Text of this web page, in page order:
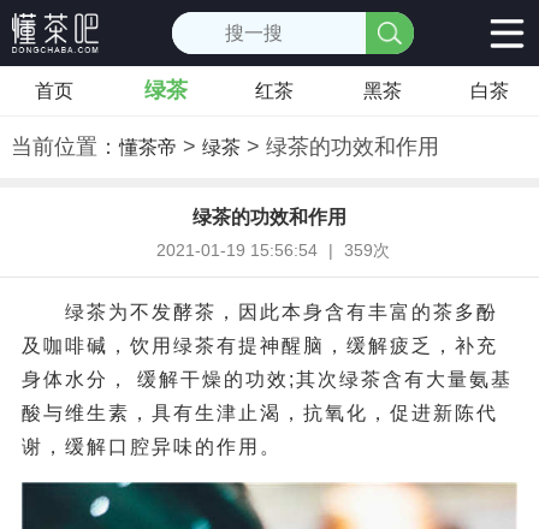
首页 绿茶 红茶 黑茶 白茶
当前位置：懂茶帝 > 绿茶> 绿茶的功效和作用
绿茶的功效和作用
2021-01-19 15:56:54 | 359次
绿茶为不发酵茶，因此本身含有丰富的茶多酚
及咖啡碱，饮用绿茶有提神醒脑，缓解疲乏，补充
身体水分， 缓解干燥的功效;其次绿茶含有大量氨基
酸与维生素，具有生津止渴，抗氧化，促进新陈代
谢，缓解口腔异味的作用。